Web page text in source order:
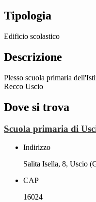
Tipologia
Edificio scolastico
Descrizione
Plesso scuola primaria
Recco Uscio
Dove si trova
Scuola primaria di
Indirizzo
Salita Isella, 8, Uscio
CAP
16024